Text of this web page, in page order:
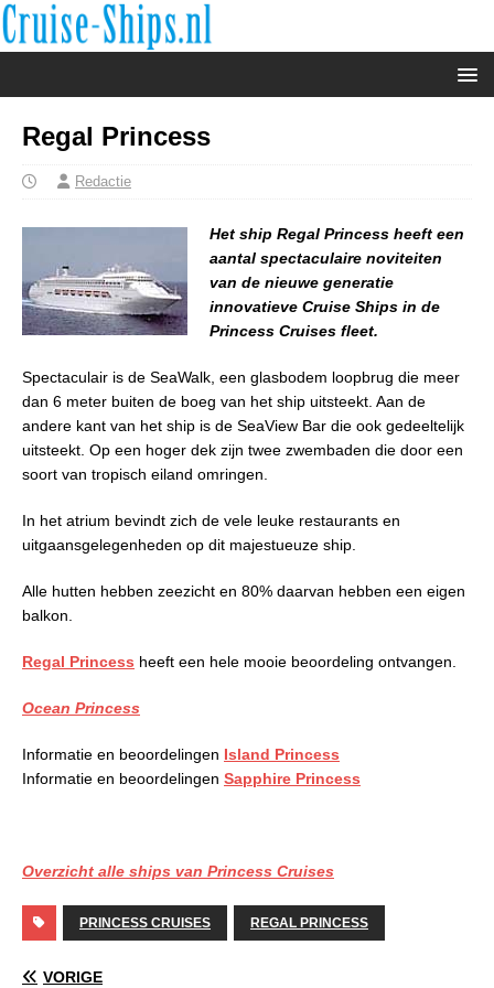
Regal Princess
Redactie
Het ship Regal Princess heeft een
aantal spectaculaire noviteiten
van de nieuwe generatie
innovatieve Cruise Ships in de
Princess Cruises fleet.
Spectaculair is de SeaWalk, een glasbodem loopbrug die meer
dan 6 meter buiten de boeg van het ship uitsteekt. Aan de
andere kant van het ship is de SeaView Bar die ook gedeeltelijk
uitsteekt. Op een hoger dek zijn twee zwembaden die door een
soort van tropisch eiland omringen.
In het atrium bevindt zich de vele leuke restaurants en
uitgaansgelegenheden op dit majestueuze ship.
Alle hutten hebben zeezicht en 80% daarvan hebben een eigen
balkon.
Regal Princess heeft een hele mooie beoordeling ontvangen.
Ocean Princess
Informatie en beoordelingen Island Princess
Informatie en beoordelingen Sapphire Princess
Overzicht alle ships van Princess Cruises
PRINCESS CRUISES REGAL PRINCESS
VORIGE